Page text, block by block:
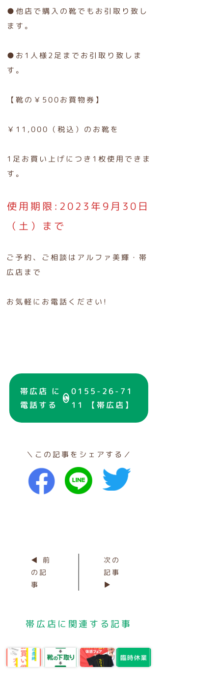
●他店で購入の靴でもお引取り致し
ます。
●お1人様2足までお引取り致しま
す。
【靴の￥500お買物券】
￥11,000（税込）のお靴を
1足お買い上げにつき1枚使用できま
す。
使用期限:2023年9月30日
（土）まで
ご予約、ご相談はアルファ美輝・帯
広店まで
お気軽にお電話ください!
帯広店 に
電話する
0155-26-71
11 【帯広店】
＼この記事をシェアする／
◀ 前
の記
事
次の
記事
▶
帯広店に関連する記事